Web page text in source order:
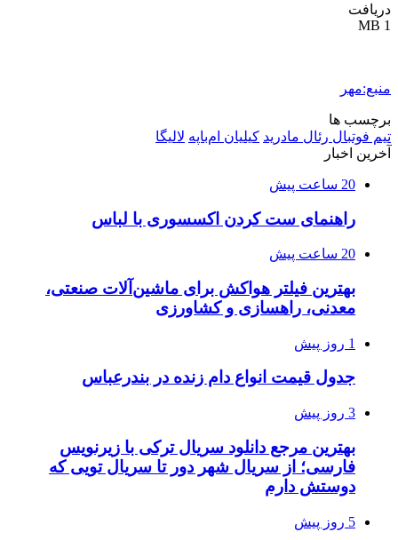
دریافت
1 MB
منبع:مهر
برچسب ها
تیم فوتبال رئال مادرید کیلیان ام‌باپه لالیگا
آخرین اخبار
20 ساعت پیش
راهنمای ست کردن اکسسوری با لباس
20 ساعت پیش
بهترین فیلتر هواکش برای ماشین‌آلات صنعتی،
معدنی، راهسازی و کشاورزی
1 روز پیش
جدول قیمت انواع دام زنده در بندرعباس
3 روز پیش
بهترین مرجع دانلود سریال ترکی با زیرنویس
فارسی؛ از سریال شهر دور تا سریال تویی که
دوستش دارم
5 روز پیش